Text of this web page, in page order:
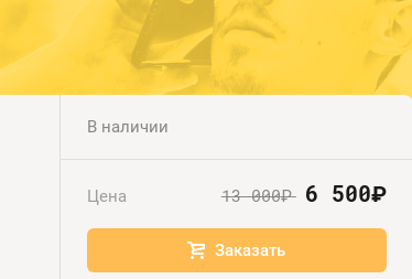
В наличии
Цена 13 000руб. 6 500руб.
Заказать